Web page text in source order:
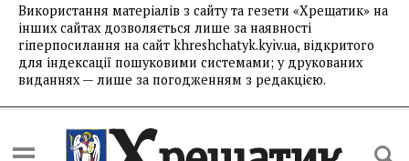
Використання матеріалів з сайту та гезети «Хрещатик» на
інших сайтах дозволяється лише за наявності
гіперпосилання на сайт khreshchatyk.kyiv.ua, відкритого
для індексації пошуковими системами; у друкованих
виданнях — лише за погодженням з редакцією.